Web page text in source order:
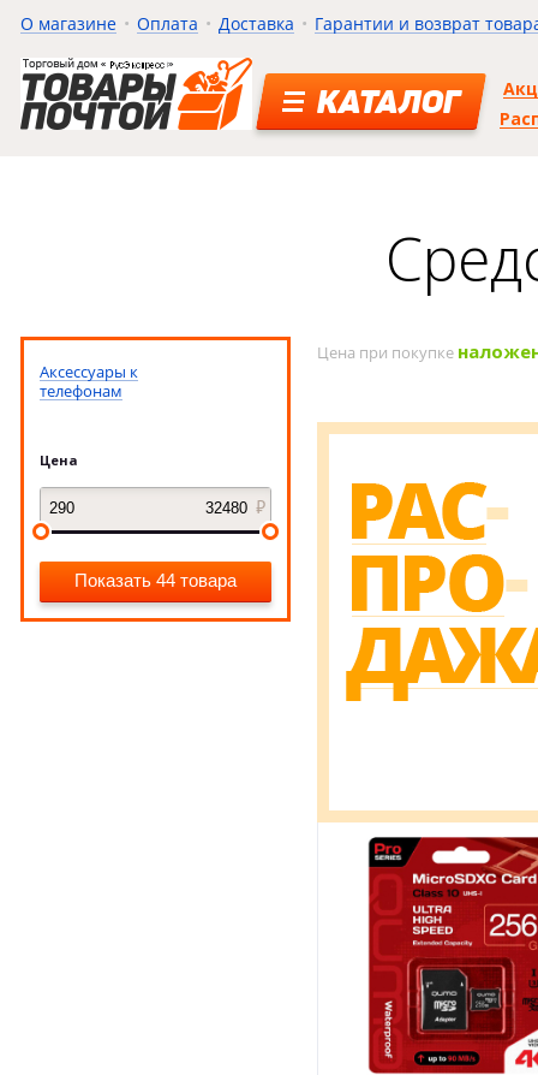
О магазине Оплата Доставка Гарантии и возврат
КАТАЛОГ
Аксессуары к
телефонам
Цена
Показать 44 товара
Цена при покупке